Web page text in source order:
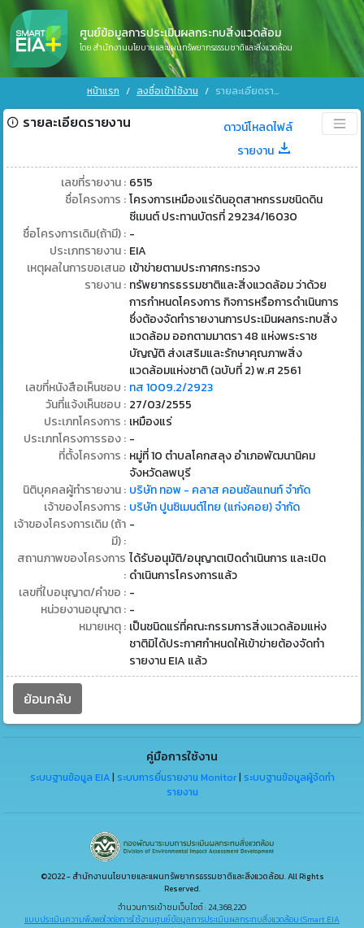
ศูนย์ข้อมูลการประเมินผลกระทบสิ่งแวดล้อม
โดย สำนักงานนโยบายและแผนทรัพยากรธรรมชาติและสิ่งแวดล้อม
หน้าแรก ลงชื่อเข้าใช้งาน รายละเอียดรายงาน
รายละเอียดรายงาน
ดาวน์โหลดไฟล์
รายงาน
เลขที่รายงาน : 6515
ชื่อโครงการ : โครงการเหมืองแร่ดินอุตสาหกรรมชนิดดิน
ซีเมนต์ ประทานบัตรที่ 29234/16030
ชื่อโครงการเดิม(ถ้ามี) : -
ประเภทรายงาน : EIA
เหตุผลในการขอเสนอ
รายงาน :
เข้าข่ายตามประกาศกระทรวง
ทรัพยากรธรรมชาติและสิ่งแวดล้อม ว่าด้วย
การกำหนดโครงการ กิจการหรือการดำเนินการ
ซึ่งต้องจัดทำรายงานการประเมินผลกระทบสิ่ง
แวดล้อม ออกตามมาตรา 48 แห่งพระราช
บัญญัติ ส่งเสริมและรักษาคุณภาพสิ่ง
แวดล้อมแห่งชาติ (ฉบับที่ 2) พ.ศ 2561
เลขที่หนังสือเห็นชอบ : ทส 1009.2/2923
วันที่แจ้งเห็นชอบ : 27/03/2555
ประเภทโครงการ : เหมืองแร่
ประเภทโครงการรอง : -
ที่ตั้งโครงการ : หมู่ที่ 10 ตำบลโคกสลุง อำเภอพัฒนานิคม
จังหวัดลพบุรี
นิติบุคคลผู้ทำรายงาน : บริษัท ทอพ - คลาส คอนซัลแทนท์ จำกัด
เจ้าของโครงการ : บริษัท ปูนซิเมนต์ไทย (แก่งคอย) จำกัด
เจ้าของโครงการเดิม (ถ้า
มี) :
-
สถานภาพของโครงการ
:
ได้รับอนุมัติ/อนุญาตเปิดดำเนินการ และเปิด
ดำเนินการโครงการแล้ว
เลขที่ใบอนุญาต/คำขอ : -
หน่วยงานอนุญาต : -
หมายเหตุ : เป็นชนิดแร่ที่คณะกรรมการสิ่งแวดล้อมแห่ง
ชาติมิได้ประกาศกำหนดให้เข้าข่ายต้องจัดทำ
รายงาน EIA แล้ว
ย้อนกลับ
คู่มือการใช้งาน
ระบบฐานข้อมูล EIA| ระบบการยื่นรายงาน Monitor| ระบบฐานข้อมูลผู้จัดทำ
รายงาน
©2022 - สำนักงานนโยบายและแผนทรัพยากรธรรมชาติและสิ่งแวดล้อม. All Rights
Reserved.
จำนวนการเข้าชมเว็บไซต์ : 24,368,220
แบบประเมินความพึงพอใจต่อการใช้งานศูนย์ข้อมูลการประเมินผลกระทบสิ่งแวดล้อม (Smart EIA